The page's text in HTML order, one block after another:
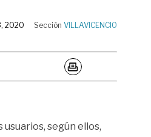
2020 Sección VILLAVICENCIO
según ellos,